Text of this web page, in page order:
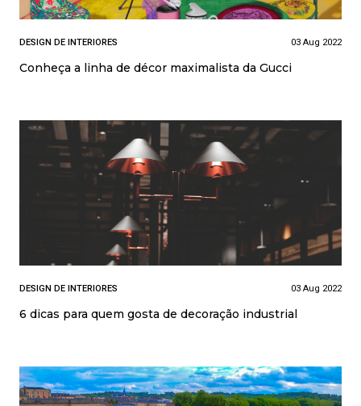
DESIGN DE INTERIORES 03 Aug 2022
Conheça a linha de décor maximalista da Gucci
DESIGN DE INTERIORES 03 Aug 2022
6 dicas para quem gosta de decoração industrial